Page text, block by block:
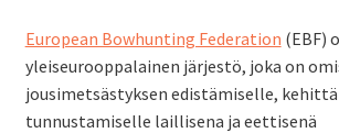
Palaute
European Bowhunting Federation (EBF)
yleiseurooppalainen järjestö, joka on
jousimetsästyksen edistämiselle,
tunnustamiselle laillisena ja eettisenä